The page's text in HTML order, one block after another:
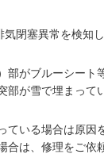
閉塞異常を検知
部がブルーシート
部が雪で埋まって
ている場合は原因
合は、修理をご依